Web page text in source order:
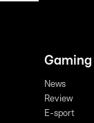
Gaming
News
Review
E-sport